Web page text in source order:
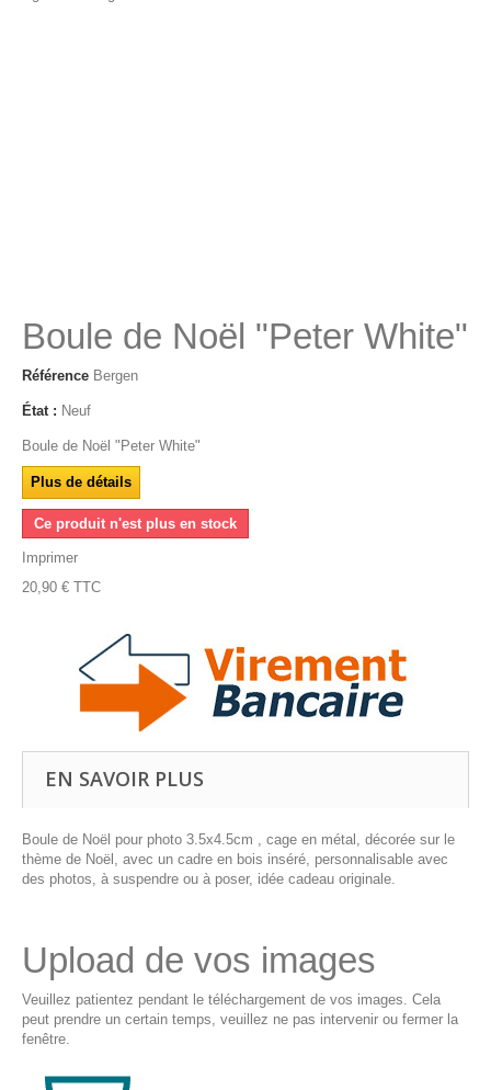
Boule de Noël "Peter White"
Référence Bergen
État : Neuf
Boule de Noël "Peter White"
Plus de détails
Ce produit n'est plus en stock
Imprimer
20,90 € TTC
EN SAVOIR PLUS
Boule de Noël pour photo 3.5x4.5cm , cage en métal, décorée sur le
thème de Noël, avec un cadre en bois inséré, personnalisable avec
des photos, à suspendre ou à poser, idée cadeau originale.
Upload de vos images
Veuillez patientez pendant le téléchargement de vos images. Cela
peut prendre un certain temps, veuillez ne pas intervenir ou fermer la
fenêtre.